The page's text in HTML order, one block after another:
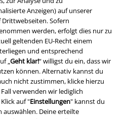
Anzeigen) auf unserer
Drittwebseiten. Sofern
werden, erfolgt dies nur zu
geltenden EU-Recht einem
und entsprechend
„Geht klar!“ willigst du ein, dass wir
können. Alternativ kannst du
nicht zustimmen, klicke hierzu
Fall verwenden wir lediglich
auf "Einstellungen" kannst du
auswählen. Deine erteilte